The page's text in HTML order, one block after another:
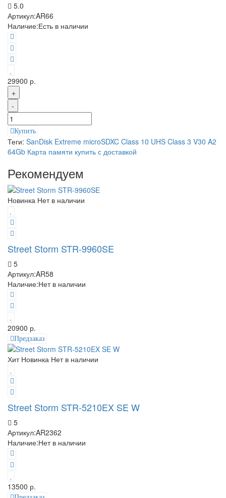
5.0
Артикул:AR66
Наличие:Есть в наличии
29900 р.
+
-
Купить
Теги: SanDisk Extreme microSDXC Class 10 UHS Class 3 V30 A2
64Gb Карта памяти купить с доставкой
Рекомендуем
Новинка Нет в наличии
Street Storm STR-9960SE
5
Артикул:AR58
Наличие:Нет в наличии
20900 р.
Предзаказ
Хит Новинка Нет в наличии
Street Storm STR-5210EX SE W
5
Артикул:AR2362
Наличие:Нет в наличии
13500 р.